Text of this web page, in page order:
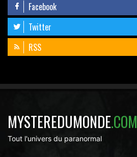
Facebook
Twitter
RSS
MYSTEREDUMONDE.COM
Tout l'univers du paranormal